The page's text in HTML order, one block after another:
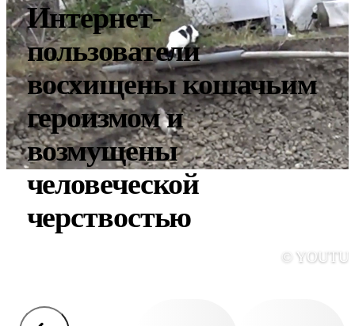
Интернет-
пользователи
восхищены кошачьим
героизмом и
возмущены
человеческой
черствостью
©